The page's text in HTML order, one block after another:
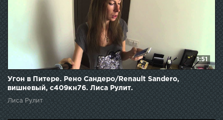
1:51
Угон в Питере. Рено Сандеро/Renault Sandero,
вишневый, с409кн76. Лиса Рулит.
Лиса Рулит